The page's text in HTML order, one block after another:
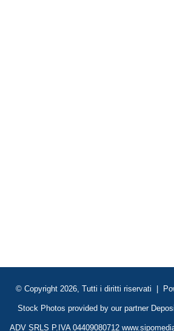
© Copyright 2026, Tutti i diritti riservati |
Stock Photos provided by our partner
ADV SRLS P.IVA 04409080712